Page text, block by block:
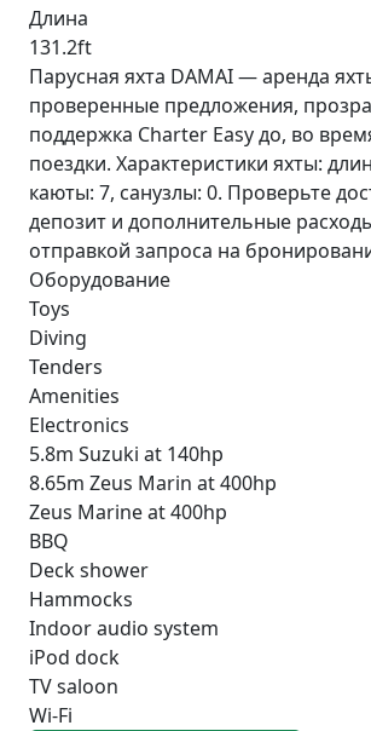
Длина
131.2ft
Парусная яхта DAMAI — аренда
проверенные предложения,
поддержка Charter Easy до, во
поездки. Характеристики яхты:
каюты: 7, санузлы: 0. Проверьте
депозит и дополнительные
отправкой запроса на
Оборудование
Toys
Diving
Tenders
Amenities
Electronics
5.8m Suzuki at 140hp
8.65m Zeus Marin at 400hp
Zeus Marine at 400hp
BBQ
Deck shower
Hammocks
Indoor audio system
iPod dock
TV saloon
Wi-Fi